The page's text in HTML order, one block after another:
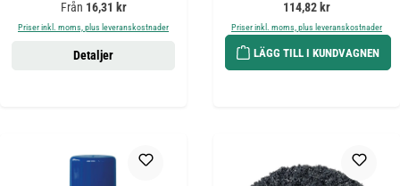
Ordinarie pris:
Från 16,31 kr
Priser inkl. moms, plus leveranskostnader
Detaljer
Ordinarie pris:
114,82 kr
Priser inkl. moms, plus leveranskostnader
LÄGG TILL I KUNDVAGNEN